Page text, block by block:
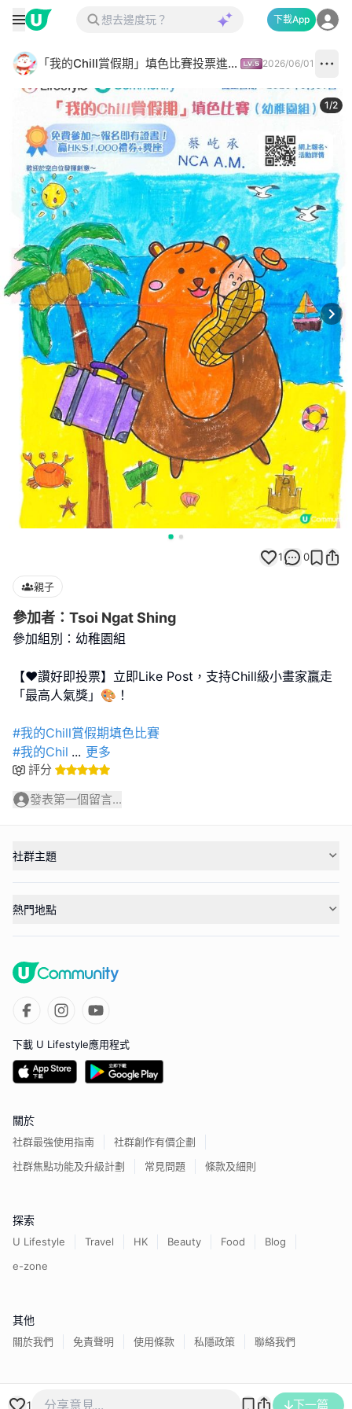
下載App
「我的Chill賞假期」填色比賽投票進行中✅ 2026/06/01
1/2
1 0
親子
參加者：Tsoi Ngat Shing
參加組別：幼稚園組
【❤️讚好即投票】立即Like Post，支持Chill級小畫家贏走
「最高人氣獎」🎨！
#我的Chill賞假期填色比賽
#我的Chil ... 更多
評分
發表第一個留言...
1 下一篇
社群主題
熱門地點
下載 U Lifestyle應用程式
關於
社群最強使用指南
社群創作有價企劃
社群焦點功能及升級計劃
常見問題 條款及細則
探索
U Lifestyle Travel HK Beauty Food
Blog
e-zone
其他
關於我們 免責聲明 使用條款 私隱政策 聯絡我們
香港經濟日報版權所有©